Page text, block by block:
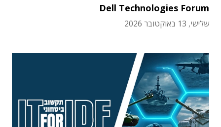
Dell Technologies Forum
שלישי, 13 באוקטובר 2026